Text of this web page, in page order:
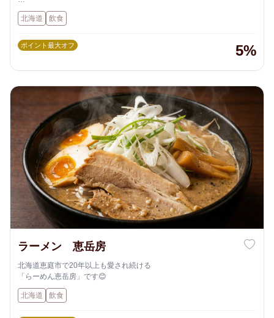
「かんべぇ。」は 道産八雲牛 を使った料理が特徴で、
・八雲牛の炙りたたき
・上牛かつ など
肉料理が評判の居酒屋です。ランチでもディナーでも 本格肉料理が楽し
北海道 飲食
ポイント最大オフ 5%
ラーメン 恵岳房
北海道恵庭市で20年以上も愛され続ける
「らーめん恵岳房」です😊
北海道 飲食